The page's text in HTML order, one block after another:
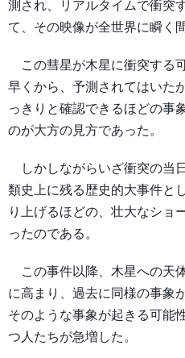
測され、リアルタイムで衝突
て、その映像が全世界に瞬く
この彗星が木星に衝突する
早くから、予測されてはいた
っきりと確認できるほどの事
のが大方の見方であった。
しかしながらいざ衝突の当
類史上に残る歴史的大事件と
り上げるほどの、壮大なショ
ったのである。
この事件以降、木星への天
に高まり、過去に同様の事象
そのような事象が起きる可能
つ人たちが急増した。